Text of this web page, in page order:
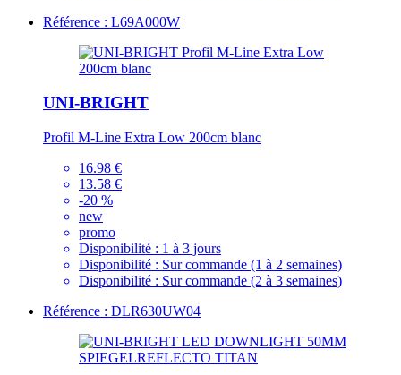
Référence : L69A000W
UNI-BRIGHT
Profil M-Line Extra Low 200cm blanc
16.98 €
13.58 €
-20 %
new
promo
Disponibilité : 1 à 3 jours
Disponibilité : Sur commande (1 à 2 semaines)
Disponibilité : Sur commande (2 à 3 semaines)
Référence : DLR630UW04